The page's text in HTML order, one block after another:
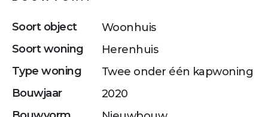
Soort object
Woonhuis
Soort woning
Herenhuis
Type woning
Twee onder één kapwoning
Bouwjaar
2020